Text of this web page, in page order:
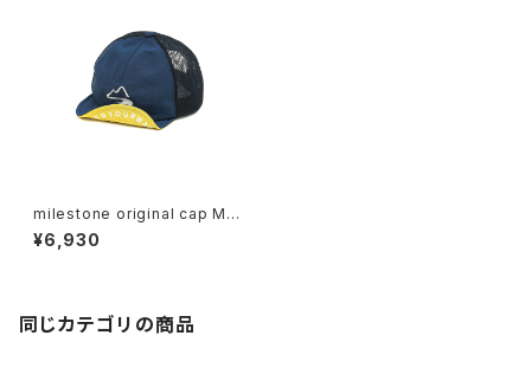
milestone original cap MS
C-017 ネイビーブルー
¥6,930
同じカテゴリの商品